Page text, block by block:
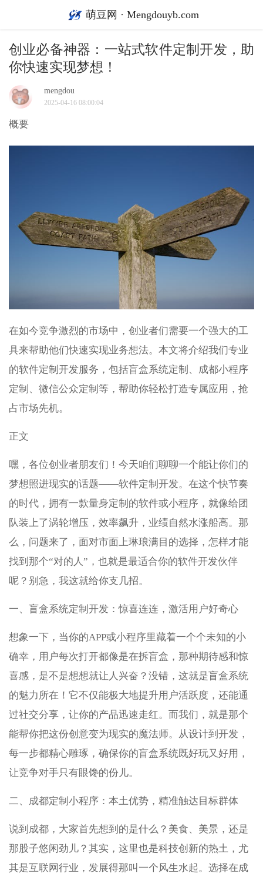
萌豆网 · Mengdouyb.com
创业必备神器：一站式软件定制开发，助
你快速实现梦想！
mengdou
2025-04-16 08:00:04
概要
在如今竞争激烈的市场中，创业者们需要一个强大的工
具来帮助他们快速实现业务想法。本文将介绍我们专业
的软件定制开发服务，包括盲盒系统定制、成都小程序
定制、微信公众定制等，帮助你轻松打造专属应用，抢
占市场先机。
正文
嘿，各位创业者朋友们！今天咱们聊聊一个能让你们的
梦想照进现实的话题——软件定制开发。在这个快节奏
的时代，拥有一款量身定制的软件或小程序，就像给团
队装上了涡轮增压，效率飙升，业绩自然水涨船高。那
么，问题来了，面对市面上琳琅满目的选择，怎样才能
找到那个“对的人”，也就是最适合你的软件开发伙伴
呢？别急，我这就给你支几招。
一、盲盒系统定制开发：惊喜连连，激活用户好奇心
想象一下，当你的APP或小程序里藏着一个个未知的小
确幸，用户每次打开都像是在拆盲盒，那种期待感和惊
喜感，是不是想想就让人兴奋？没错，这就是盲盒系统
的魅力所在！它不仅能极大地提升用户活跃度，还能通
过社交分享，让你的产品迅速走红。而我们，就是那个
能帮你把这份创意变为现实的魔法师。从设计到开发，
每一步都精心雕琢，确保你的盲盒系统既好玩又好用，
让竞争对手只有眼馋的份儿。
二、成都定制小程序：本土优势，精准触达目标群体
说到成都，大家首先想到的是什么？美食、美景，还是
那股子悠闲劲儿？其实，这里也是科技创新的热土，尤
其是互联网行业，发展得那叫一个风生水起。选择在成